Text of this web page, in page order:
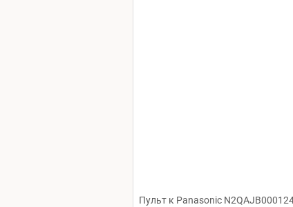
Пульт к Panasonic